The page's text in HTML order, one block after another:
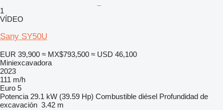
1
VÍDEO
Sany SY50U
EUR 39,900 ≈ MX$793,500 ≈ USD 46,100
Miniexcavadora
2023
111 m/h
Euro 5
Potencia 29.1 kW (39.59 Hp) Combustible diésel Profundidad de
excavación 3.42 m